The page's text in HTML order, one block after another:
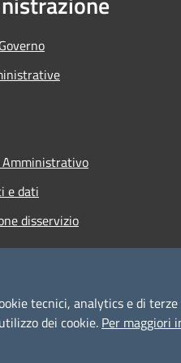
Amministrativo
e dati
disservizio
tecnici, analytics e di
dei cookie. Per maggiori